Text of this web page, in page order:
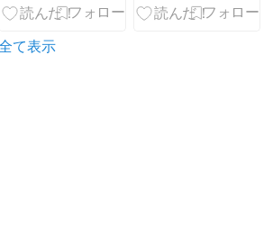
をするなどの
ー方法
義リストの極
て表示